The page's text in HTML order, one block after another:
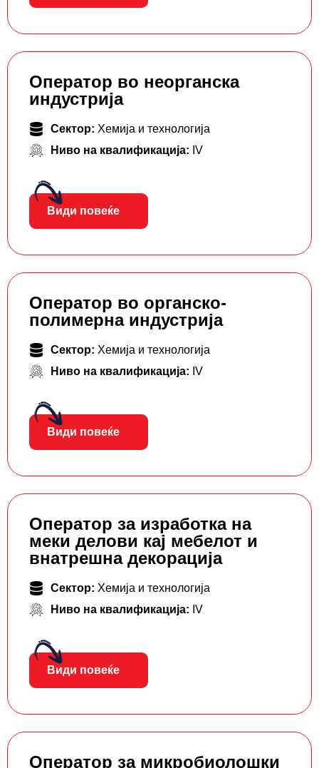
Оператор во неорганска
индустрија
Сектор: Хемија и технологија
Ниво на квалификација: IV
Види повеќе
Оператор во органско-
полимерна индустрија
Сектор: Хемија и технологија
Ниво на квалификација: IV
Види повеќе
Оператор за изработка на
меки делови кај мебелот и
внатрешна декорација
Сектор: Хемија и технологија
Ниво на квалификација: IV
Види повеќе
Оператор за микробиолошки